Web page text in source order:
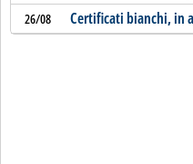
26/08 Certificati bianchi, in